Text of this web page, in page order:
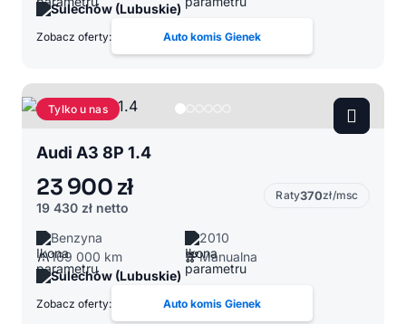
Sulechów (Lubuskie)
Zobacz oferty: Auto komis Gienek
Tylko u nas
Audi A3 8P 1.4
23 900 zł
19 430 zł netto
Raty370zł/msc
Benzyna
2010
169 000 km
Manualna
Sulechów (Lubuskie)
Zobacz oferty: Auto komis Gienek